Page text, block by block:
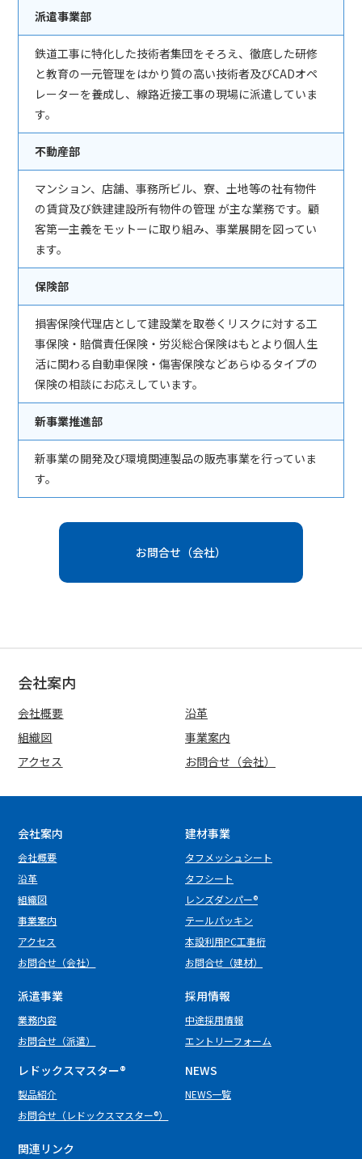
派遣事業部
鉄道工事に特化した技術者集団をそろえ、徹底した研修
と教育の一元管理をはかり質の高い技術者及びCADオペ
レーターを養成し、線路近接工事の現場に派遣していま
す。
不動産部
マンション、店舗、事務所ビル、寮、土地等の社有物件
の賃貸及び鉄建建設所有物件の管理 が主な業務です。顧
客第一主義をモットーに取り組み、事業展開を図ってい
ます。
保険部
損害保険代理店として建設業を取巻くリスクに対する工
事保険・賠償責任保険・労災総合保険はもとより個人生
活に関わる自動車保険・傷害保険などあらゆるタイプの
保険の相談にお応えしています。
新事業推進部
新事業の開発及び環境関連製品の販売事業を行っていま
す。
お問合せ（会社）
会社案内
会社概要
沿革
組織図
事業案内
アクセス
お問合せ（会社）
会社案内
会社概要
沿革
組織図
事業案内
アクセス
お問合せ（会社）
建材事業
タフメッシュシート
タフシート
レンズダンパー®
テールパッキン
本設利用PC工事桁
お問合せ（建材）
派遣事業
業務内容
お問合せ（派遣）
レドックスマスター®
製品紹介
お問合せ（レドックスマスター®）
採用情報
中途採用情報
エントリーフォーム
NEWS
NEWS一覧
関連リンク